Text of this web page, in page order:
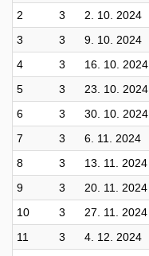
2
3 2. 10. 2024
3
3 9. 10. 2024
4
3 16. 10. 2024
5
3 23. 10. 2024
6
3 30. 10. 2024
7
3 6. 11. 2024
8
3 13. 11. 2024
9
3 20. 11. 2024
10
3 27. 11. 2024
11
3 4. 12. 2024